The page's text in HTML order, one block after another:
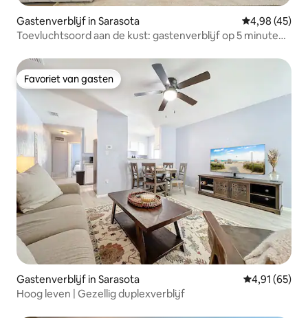
Gastenverblijf in Sarasota Gemiddelde
4,98 (45)
Toevluchtsoord aan de kust: gastenverblijf op 5 minuten
Favoriet van gasten
Favoriet van gasten
Gastenverblijf in Sarasota Gemiddelde
4,91 (65)
Hoog leven | Gezellig duplexverblijf